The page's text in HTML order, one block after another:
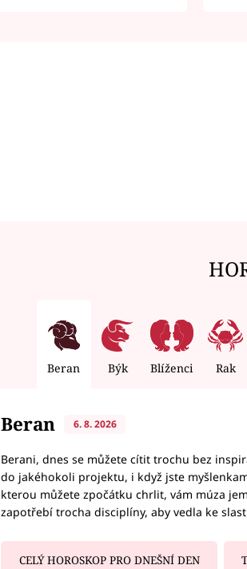
Beran Býk Blíženci Rak
Beran 6. 8. 2026
Berani, dnes se můžete cítit trochu bez
do jakéhokoli projektu, i když jste
kterou můžete zpočátku chrlit, vám múza
zapotřebí trocha disciplíny, aby vedla ke
CELÝ HOROSKOP PRO DNEŠNÍ DEN